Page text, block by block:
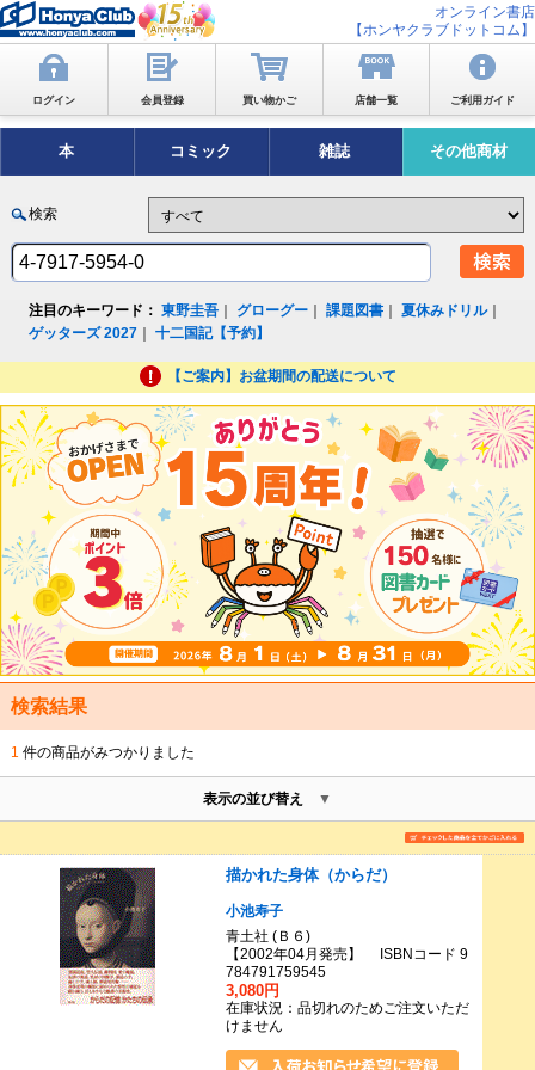
オンライン書店
【ホンヤクラブドットコム】
ログイン 会員登録 買い物かご 店舗一覧 ご利用ガイド
本 コミック 雑誌 その他商材
検索
注目のキーワード： 東野圭吾 グローグー ｜課題図書 ｜夏休みドリル｜
ゲッターズ 2027 ｜十二国記【予約】
【ご案内】お盆期間の配送について
検索結果
1 件の商品がみつかりました
表示の並び替え
描かれた身体（からだ）
小池寿子
青土社 (Ｂ６)
【2002年04月発売】 ISBNコード 9
784791759545
3,080円
在庫状況：品切れのためご注文いただ
けません